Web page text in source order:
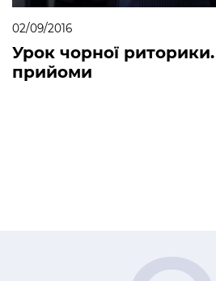
02/09/2016
Урок чорної риторики.
прийоми